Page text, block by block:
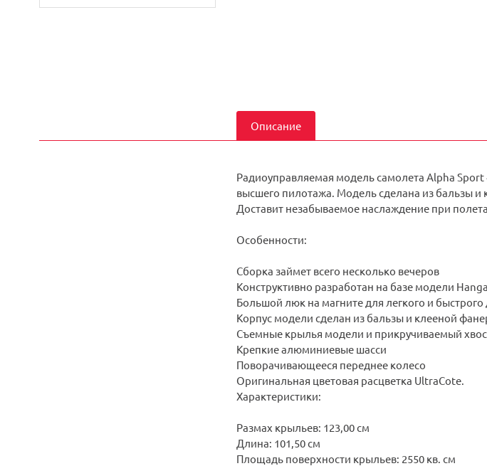
Описание
Радиоуправляемая модель самолета Alpha Sport
высшего пилотажа. Модель сделана из бальзы и
Доставит незабываемое наслаждение при
Особенности:
Сборка займет всего несколько вечеров
Конструктивно разработан на базе модели
Большой люк на магните для легкого и быстрого
Корпус модели сделан из бальзы и клееной
Съемные крылья модели и прикручиваемый
Крепкие алюминиевые шасси
Поворачивающееся переднее колесо
Оригинальная цветовая расцветка UltraCote.
Характеристики:
Размах крыльев: 123,00 см
Длина: 101,50 см
Площадь поверхности крыльев: 2550 кв. см